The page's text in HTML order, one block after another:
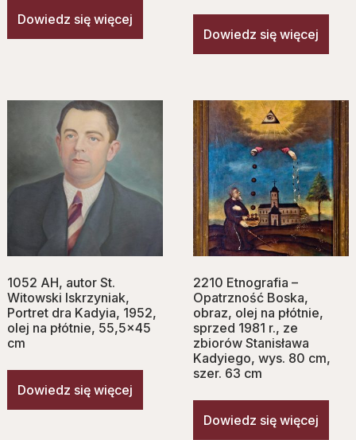
Dowiedz się więcej
Dowiedz się więcej
1052 AH, autor St.
Witowski Iskrzyniak,
Portret dra Kadyia, 1952,
olej na płótnie, 55,5×45
cm
Dowiedz się więcej
2210 Etnografia –
Opatrzność Boska,
obraz, olej na płótnie,
sprzed 1981 r., ze
zbiorów Stanisława
Kadyiego, wys. 80 cm,
szer. 63 cm
Dowiedz się więcej